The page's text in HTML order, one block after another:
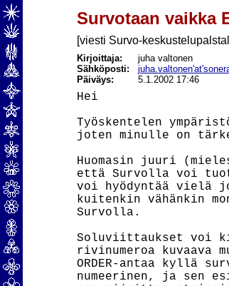
Survotaan vaikka
[viesti Survo-
Kirjoittaja:
juha valtonen
Sähköposti:
Päiväys:
5.1.2002 17:46
Hei
Työskentelen
joten minulle on
Huomasin juuri
että Survolla voi
voi hyödyntää vielä
kuitenkin vähänkin
Survolla.
Soluviittaukset voi
rivinumeroa
ORDER-antaa kyllä
numeerinen, ja sen